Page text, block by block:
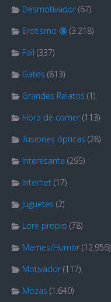
Desmotivador (67)
Erotismo 🔞 (3.218)
Fail (337)
Gatos (813)
Grandes Relatos (1)
Hora de comer (113)
Ilusiones ópticas (28)
Interesante (295)
Internet (17)
Juguetes (2)
Lore propio (78)
Memes/Humor (12.956)
Motivador (117)
Mozas (1.640)